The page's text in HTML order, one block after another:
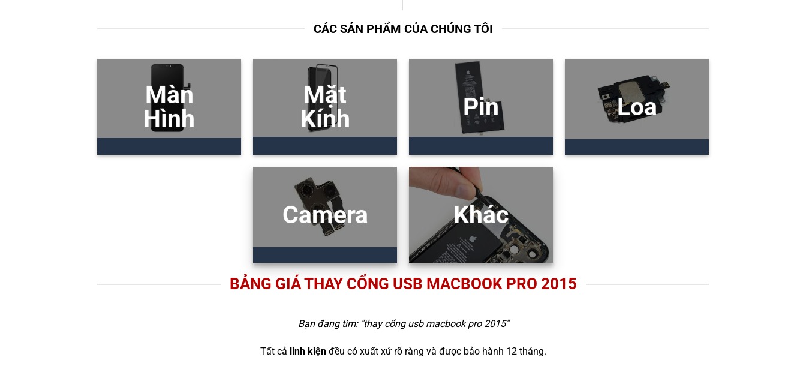
CÁC SẢN PHẨM CỦA CHÚNG TÔI
Màn
Hình
Mặt
Kính
Pin Loa
Camera Khác
BẢNG GIÁ THAY CỔNG USB MACBOOK PRO 2015
Bạn đang tìm: "thay cổng usb macbook pro 2015"
Tất cả linh kiệnđều có xuất xứ rõ ràng và được bảo hành 12 tháng.